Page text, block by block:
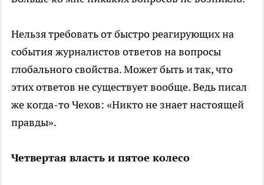
Нельзя требовать от быстро реагирующих на
события журналистов ответов на вопросы
глобального свойства. Может быть и так, что
этих ответов не существует вообще. Ведь писал
же когда-то Чехов: «Никто не знает настоящей
правды».
Четвертая власть и пятое колесо